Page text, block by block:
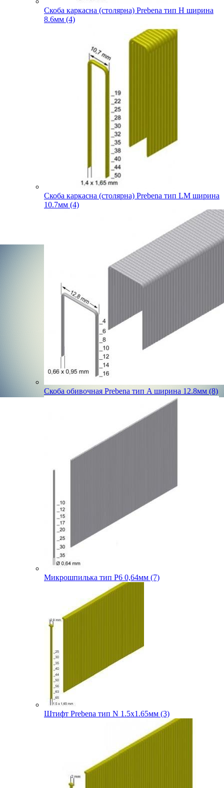
Скоба каркасна (столярна) Prebena тип H ширина
8.6мм (4)
Скоба каркасна (столярна) Prebena тип LM ширина
10.7мм (4)
Скоба обивочная Prebena тип A ширина 12.8мм (8)
Микрошпилька тип P6 0,64мм (7)
Штифт Prebena тип N 1.5х1.65мм (3)